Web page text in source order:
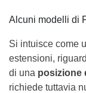
Alcuni modelli di
Si intuisce come
estensioni,
di una posizione
richiede tuttavia